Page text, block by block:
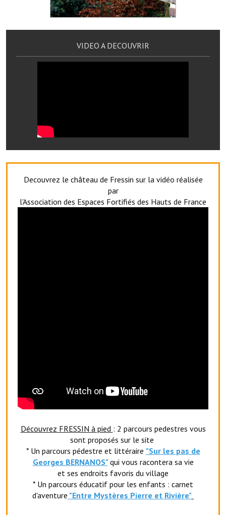
La société musicale de l'Avenir Fressinois
Les Amis du Patrimoine
L'association du château
Le comité des fêtes
L'association des anciens combattants
L'association des anciens sapeurs-pompiers volontaires
Liste et coordonnées des associations
Fressin, ville d'histoire
L'église
Les panneaux du patrimoine
VIDEO A DECOUVRIR
Decouvrez le château de Fressin sur la vidéo réalisée
par
l'Association des Espaces Fortifiés des Hauts de France
Découvrez FRESSIN à pied : 2 parcours pedestres vous
sont proposés sur le site
* Un parcours pédestre et littéraire "Sur les pas de
Georges BERNANOS" qui vous racontera sa vie
et ses endroits favoris du village
* Un parcours éducatif pour les enfants : carnet
d'aventure "Entre Mystères Pierre et Rivière"